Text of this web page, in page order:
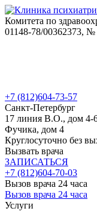
Комитета по
01148-78/00362373,
+7 (812)604-73-57
Санкт-Петербург
17 линия В.О., дом 4-
Фучика, дом 4
Круглосуточно без
Вызвать врача
ЗАПИСАТЬСЯ
+7 (812)604-70-03
Вызов врача 24 часа
Вызов врача 24 часа
Услуги